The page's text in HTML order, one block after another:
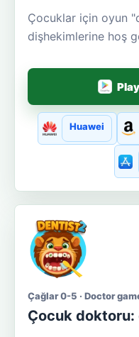
Çocuklar için oyun
dişhekimlerine hoş
Huawei
Çağlar 0-5 · Doctor
Çocuk doktoru: